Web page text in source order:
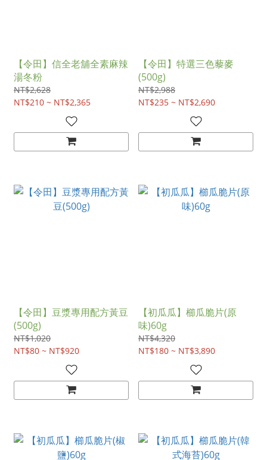
【令田】信全老舖全素麻辣
湯冬粉
NT$2,628
NT$210 ~ NT$2,365
【令田】特選三色藜麥
(500g)
NT$2,988
NT$235 ~ NT$2,690
【令田】豆漿專用配方黃豆
(500g)
NT$1,020
NT$80 ~ NT$920
【初瓜瓜】櫛瓜脆片(原
味)60g
NT$4,320
NT$180 ~ NT$3,890